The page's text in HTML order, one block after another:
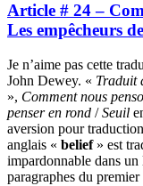
Article # 24 –
Les empêcheurs
Je n’aime pas cette
John Dewey. « Traduit
», Comment nous
penser en rond /Seuil
aversion pour
anglais « belief» est
impardonnable dans
paragraphes du